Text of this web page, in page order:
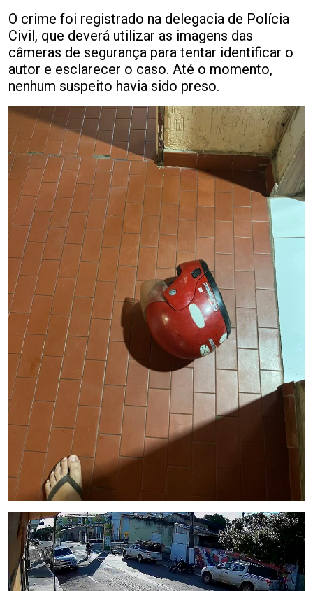
O crime foi registrado na delegacia de Polícia
Civil, que deverá utilizar as imagens das
câmeras de segurança para tentar identificar o
autor e esclarecer o caso. Até o momento,
nenhum suspeito havia sido preso.